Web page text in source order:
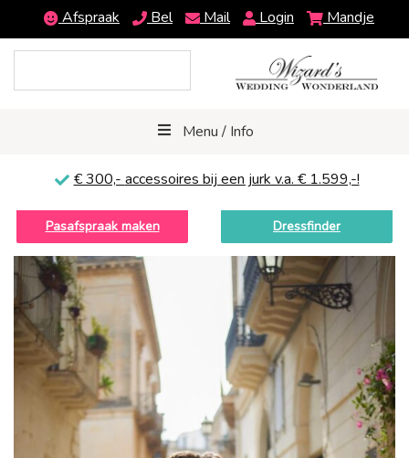
Afspraak Bel Mail Login Mandje
Menu / Info
€ 300,- accessoires bij een jurk v.a. € 1.599,-!
Pasafspraak maken Dressfinder